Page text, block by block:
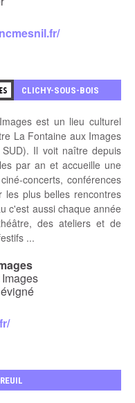
CLICHY-SOUS-BOIS
est un lieu culturel
La Fontaine aux Images
Il voit naître depuis
par an et accueille une
concerts, conférences
les plus belles rencontres
c'est aussi chaque année
des ateliers et de
...